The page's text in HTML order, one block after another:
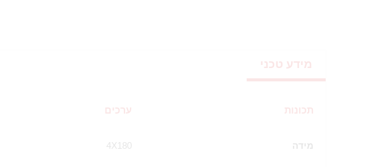
מידע טכני
תכונות ערכים
מידה 4X180